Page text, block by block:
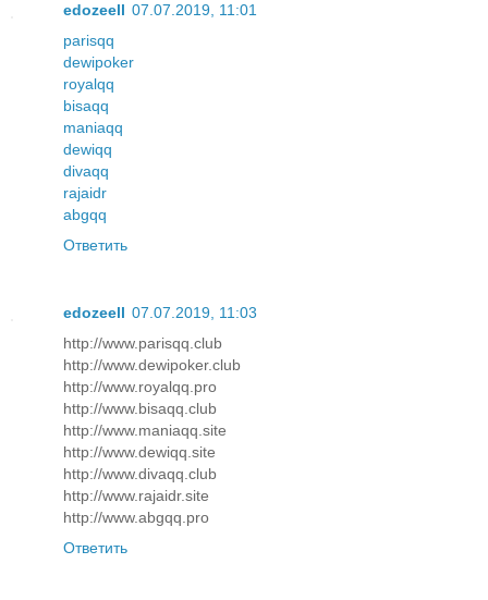
edozeell 07.07.2019, 11:01
parisqq
dewipoker
royalqq
bisaqq
maniaqq
dewiqq
divaqq
rajaidr
abgqq
Ответить
edozeell 07.07.2019, 11:03
http://www.parisqq.club
http://www.dewipoker.club
http://www.royalqq.pro
http://www.bisaqq.club
http://www.maniaqq.site
http://www.dewiqq.site
http://www.divaqq.club
http://www.rajaidr.site
http://www.abgqq.pro
Ответить